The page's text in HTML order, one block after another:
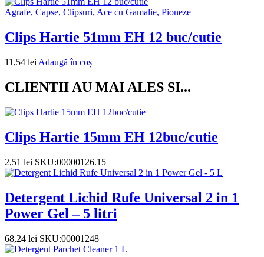
Agrafe, Capse, Clipsuri, Ace cu Gamalie, Pioneze
Clips Hartie 51mm EH 12 buc/cutie
11,54 lei Adaugă în coș
CLIENTII AU MAI ALES SI...
Clips Hartie 15mm EH 12buc/cutie
2,51 lei SKU:00000126.15
Detergent Lichid Rufe Universal 2 in 1
Power Gel – 5 litri
68,24 lei SKU:00001248